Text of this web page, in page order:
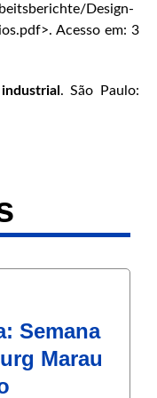
Design-
Acesso em: 3
. São Paulo:
Semana
Marau